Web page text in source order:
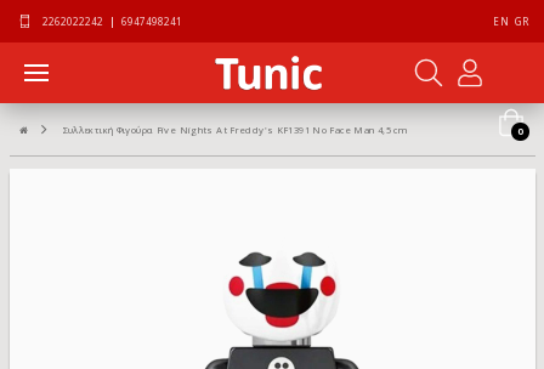
2262022242 | 6947498241 EN GR
0
Συλλεκτική Φιγούρα Five Nights At Freddy's KF1391 No Face Man 4,5 cm